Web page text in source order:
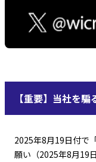
【重要】当社を
2025年8月19日付で
願い（2025年8月19日